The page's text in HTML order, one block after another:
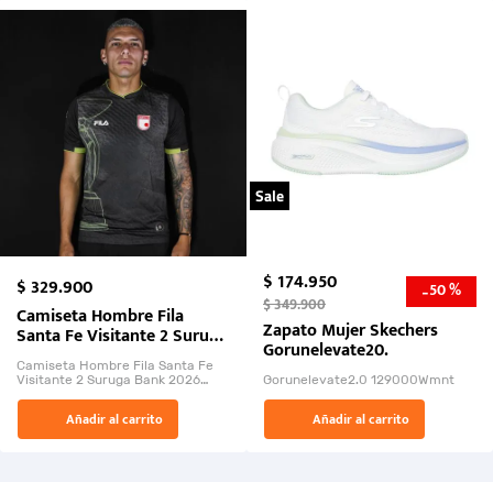
$329.900
Camiseta Hombre Fila
Santa Fe Visitante 2 Suruga
Bank 2026
Camiseta Hombre Fila Santa Fe
Visitante 2 Suruga Bank 2026
El Rugido del Sol Naciente:
“Primeros para la Et...
Añadir al carrito
Sale
$174.950
$349.900 -50 %
Zapato Mujer Skechers
Gorunelevate20.
Gorunelevate2.0 129000Wmnt
Añadir al carrito